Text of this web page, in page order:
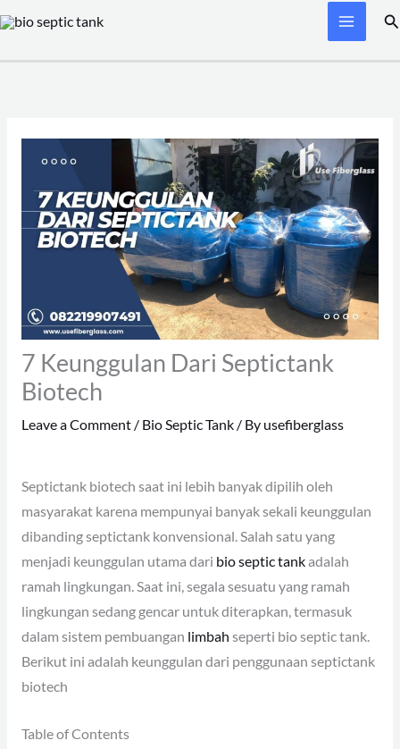
Skip
content
7 Keunggulan Dari Septictank
Biotech
Leave a Comment / Bio Septic Tank/ By usefiberglass
Septictank biotech saat ini lebih banyak dipilih oleh
masyarakat karena mempunyai banyak sekali keunggulan
dibanding septictank konvensional. Salah satu yang
menjadi keunggulan utama dari bio septic tankadalah
ramah lingkungan. Saat ini, segala sesuatu yang ramah
lingkungan sedang gencar untuk diterapkan, termasuk
dalam sistem pembuangan limbah seperti bio septic tank.
Berikut ini adalah keunggulan dari penggunaan septictank
biotech
Table of Contents